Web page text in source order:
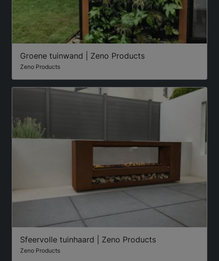
Groene tuinwand | Zeno Products
Zeno Products
Sfeervolle tuinhaard | Zeno Products
Zeno Products